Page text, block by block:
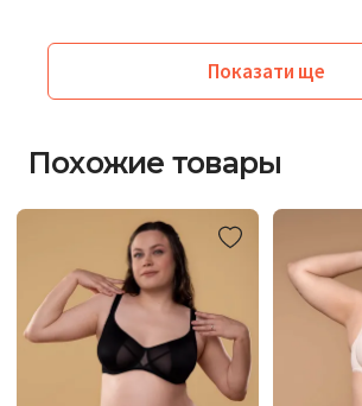
Показати ще
Похожие товары